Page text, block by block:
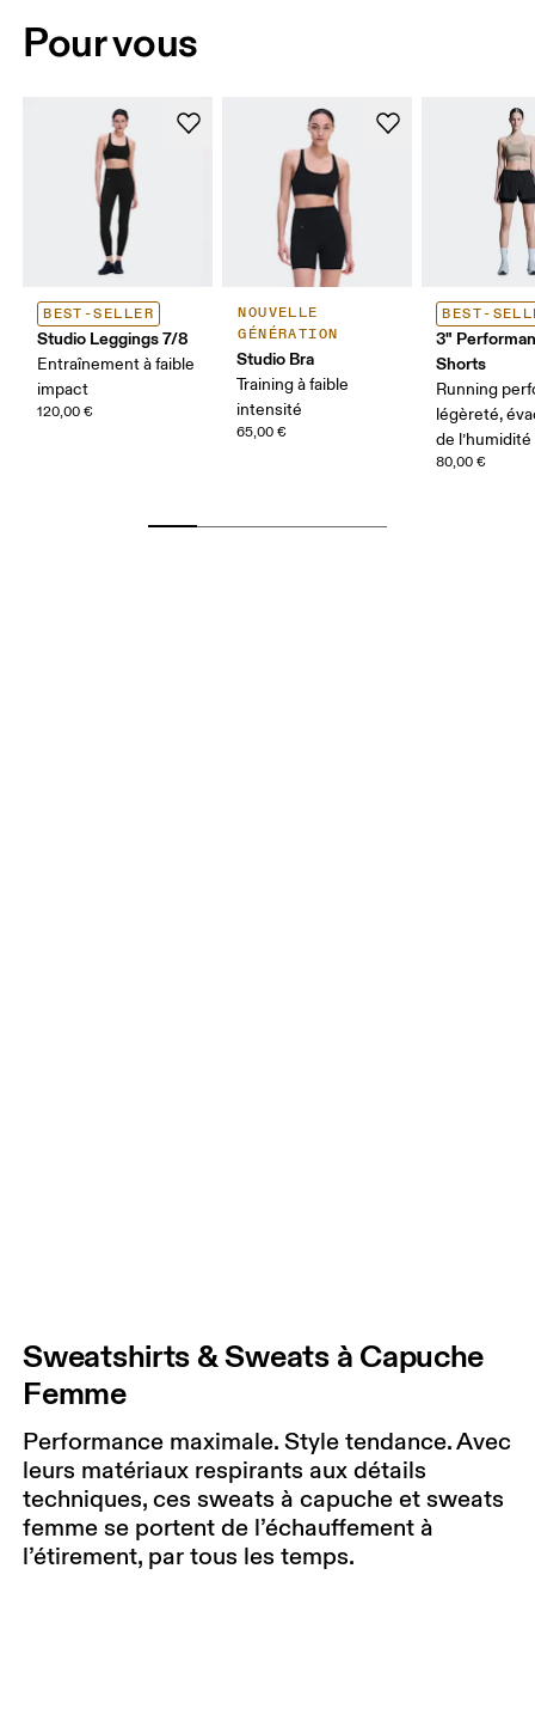
Pour vous
BEST-SELLER
Studio Leggings 7/8
Entraînement à faible
impact
120,00 €
NOUVELLE
GÉNÉRATION
Studio Bra
Training à faible
intensité
65,00 €
BEST-
3"
Shorts
Running
légèreté,
de l’humidité
80,00 €
Sweatshirts & Sweats à Capuche
Femme
Performance maximale. Style tendance. Avec
leurs matériaux respirants aux détails
techniques, ces sweats à capuche et sweats
femme se portent de l’échauffement à
l’étirement, par tous les temps.